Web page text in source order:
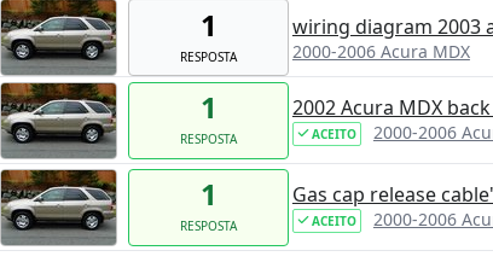
1
RESPOSTA
wiring diagram 2003
2000-2006 Acura MDX
1
RESPOSTA
2002 Acura MDX
ACEITO 2000-2006
1
RESPOSTA
Gas cap release
ACEITO 2000-2006